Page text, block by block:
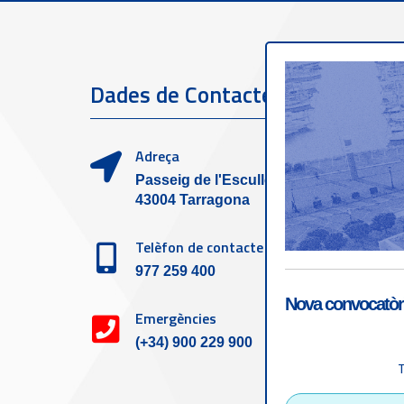
Dades de Contacte
Adreça
Passeig de l'Escullera s/n,
43004 Tarragona
Telèfon de contacte
977 259 400
Emergències
(+34) 900 229 900
Nova